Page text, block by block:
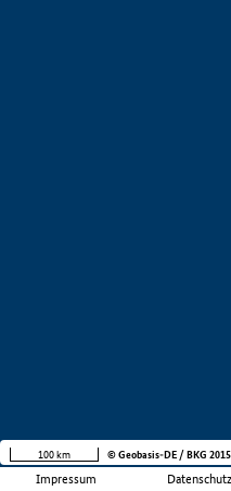
Impressum
100 km © Geobasis-DE / BKG 2015